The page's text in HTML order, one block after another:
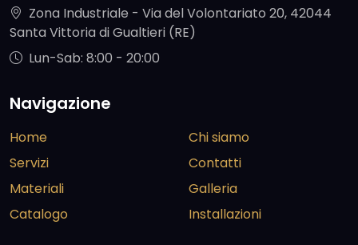
Zona Industriale - Via del Volontariato 20, 42044
Santa Vittoria di Gualtieri (RE)
Lun-Sab: 8:00 - 20:00
Navigazione
Home
Servizi
Materiali
Catalogo
Chi siamo
Contatti
Galleria
Installazioni